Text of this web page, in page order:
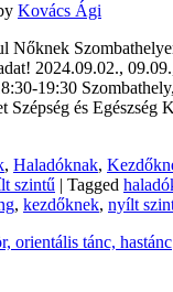
Kovács Ági
Nőknek
2024.09.02.,
19:30
Szépség és Egészség
, Haladóknak,
szintű | Tagged
, kezdőknek, nyílt